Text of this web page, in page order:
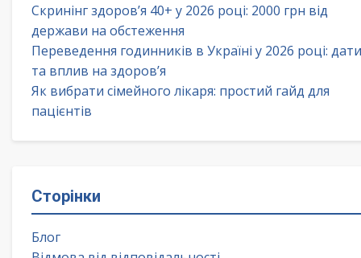
Скринінг здоров’я 40+ у 2026 році: 2000 грн від
держави на обстеження
Переведення годинників в Україні у 2026 році: дати
та вплив на здоров’я
Як вибрати сімейного лікаря: простий гайд для
пацієнтів
Сторінки
Блог